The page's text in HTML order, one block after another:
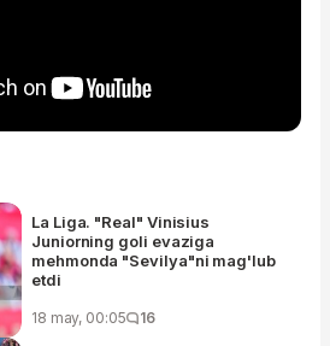
La Liga. "Real" Vinisius
Juniorning goli evaziga
mehmonda "Sevilya"ni mag'lub
etdi
18 may, 00:05 16